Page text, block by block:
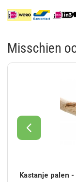
Misschien
Kastanje palen